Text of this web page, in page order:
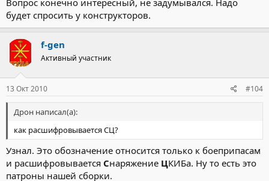
будет спросить у конструкторов.
f-gen
Активный участник
13 Окт 2010 #104
Дрон написал(а):
как расшифровывается СЦ?
Узнал. Это обозначение относится только к боеприпасам
и расшифровывается Снаряжение ЦКИБа. Ну то есть это
патроны нашей сборки.